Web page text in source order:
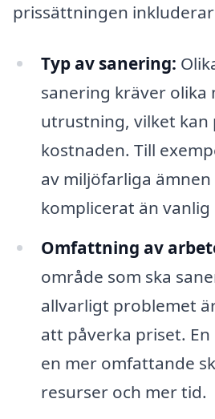
prissättningen
Typ av sanering:
sanering kräver olika
utrustning, vilket kan
kostnaden. Till
av miljöfarliga
komplicerat än
Omfattning av
område som ska
allvarligt problemet
att påverka priset.
en mer omfattande
resurser och mer tid.